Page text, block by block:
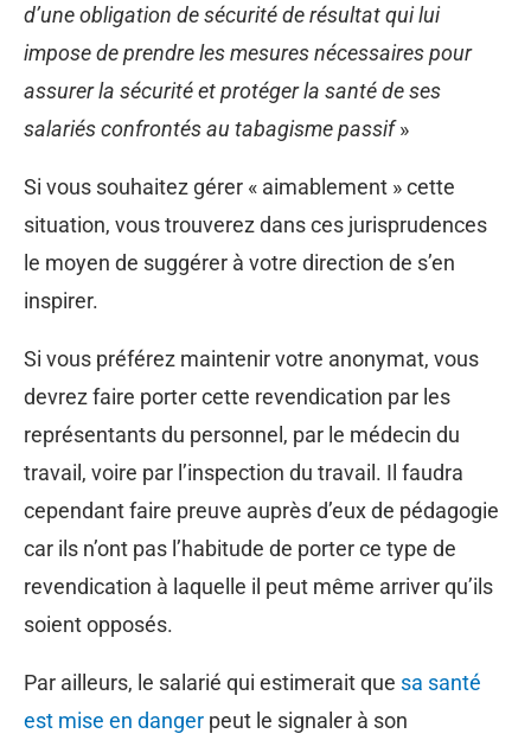
d’une obligation de sécurité de résultat qui lui
impose de prendre les mesures nécessaires pour
assurer la sécurité et protéger la santé de ses
salariésconfrontés au tabagisme passif»
Si vous souhaitez gérer « aimablement » cette
situation, vous trouverez dans ces jurisprudences
le moyen de suggérer à votre direction de s’en
inspirer.
Si vous préférez maintenir votre anonymat, vous
devrez faire porter cette revendication par les
représentants du personnel, par le médecin du
travail, voire par l’inspection du travail. Il faudra
cependant faire preuve auprès d’eux de pédagogie
car ils n’ont pas l’habitude de porter ce type de
revendication à laquelle il peut même arriver qu’ils
soient opposés.
Par ailleurs, le salarié qui estimerait que sa santé
est mise en danger peut le signaler à son